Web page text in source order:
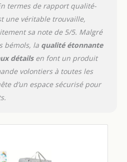
termes de rapport qualité-
une véritable trouvaille,
sa note de 5/5. Malgré
bémols, la qualité étonnante
détailsen font un produit
volontiers à toutes les
d’un espace sécurisé pour